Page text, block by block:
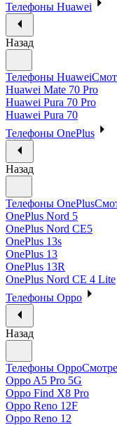
Телефоны Huawei
Назад
Телефоны Huawei
Huawei Mate 70 Pro
Huawei Pura 70 Pro
Huawei Pura 70
Телефоны OnePlus
Назад
Телефоны OnePlus
OnePlus Nord 5
OnePlus Nord CE5
OnePlus 13s
OnePlus 13
OnePlus 13R
OnePlus Nord CE 4 Lite
Телефоны Oppo
Назад
Телефоны Oppo
Oppo A5 Pro 5G
Oppo Find X8 Pro
Oppo Reno 12F
Oppo Reno 12